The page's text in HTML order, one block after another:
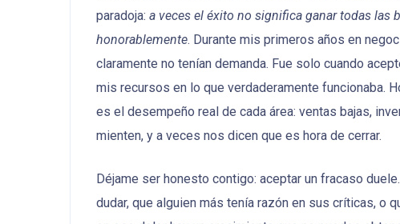
paradoja: a veces el éxito no significa ganar todas las
honorablemente. Durante mis primeros años en
claramente no tenían demanda. Fue solo cuando
mis recursos en lo que verdaderamente funcionaba.
es el desempeño real de cada área: ventas bajas,
mienten, y a veces nos dicen que es hora de cerrar.
Déjame ser honesto contigo: aceptar un fracaso
dudar, que alguien más tenía razón en sus críticas, o